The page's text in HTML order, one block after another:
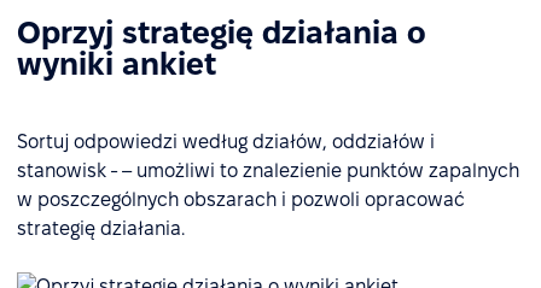
Oprzyj strategię działania o
wyniki ankiet
Sortuj odpowiedzi według działów, oddziałów i
stanowisk - – umożliwi to znalezienie punktów zapalnych
w poszczególnych obszarach i pozwoli opracować
strategię działania.